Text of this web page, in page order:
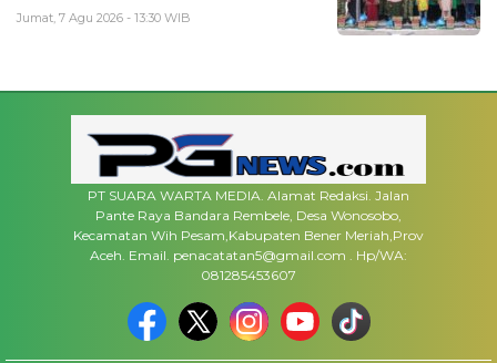
Jumat, 7 Agu 2026 - 13:30 WIB
PT SUARA WARTA MEDIA. Alamat Redaksi. Jalan
Pante Raya Bandara Rembele, Desa Wonosobo,
Kecamatan Wih Pesam,Kabupaten Bener Meriah,Prov
Aceh. Email. penacatatan5@gmail.com . Hp/WA:
081285453607